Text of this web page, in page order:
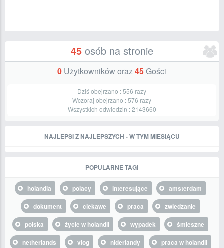
45osób na stronie
0 Użytkowników oraz45Gości
Dziś obejrzano :556 razy
Wczoraj obejrzano :576 razy
Wszystkich odwiedzin :2143660
NAJLEPSI Z NAJLEPSZYCH - W TYM MIESIĄCU
POPULARNE TAGI
holandia polacy interesujące
amsterdam
dokument
ciekawe praca
zwiedzanie
polska
życie w holandii wypadek
śmieszne
netherlands
vlog niderlandy
praca w holandii